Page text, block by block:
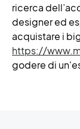
ricerca
designer ed
acquistare i
https://
godere di